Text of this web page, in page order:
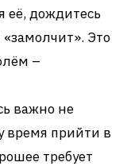
её, дождитесь
«замолчит». Это
–
важно не
время прийти в
требует